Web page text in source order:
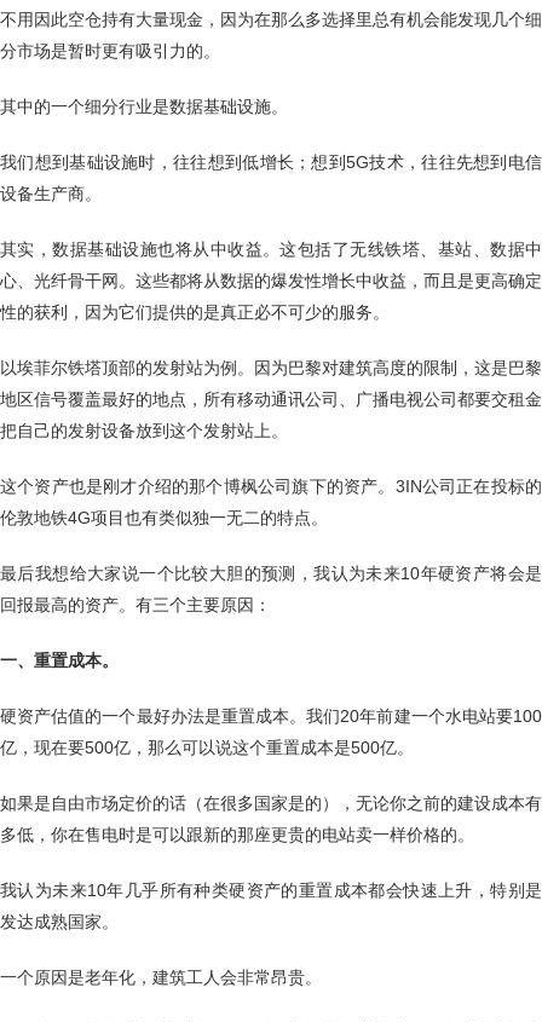
不用因此空仓持有大量现金，因为在那么多选择里总有机会能发现几个细
分市场是暂时更有吸引力的。
其中的一个细分行业是数据基础设施。
我们想到基础设施时，往往想到低增长；想到5G技术，往往先想到电信
设备生产商。
其实，数据基础设施也将从中收益。这包括了无线铁塔、基站、数据中
心、光纤骨干网。这些都将从数据的爆发性增长中收益，而且是更高确定
性的获利，因为它们提供的是真正必不可少的服务。
以埃菲尔铁塔顶部的发射站为例。因为巴黎对建筑高度的限制，这是巴黎
地区信号覆盖最好的地点，所有移动通讯公司、广播电视公司都要交租金
把自己的发射设备放到这个发射站上。
这个资产也是刚才介绍的那个博枫公司旗下的资产。3IN公司正在投标的
伦敦地铁4G项目也有类似独一无二的特点。
最后我想给大家说一个比较大胆的预测，我认为未来10年硬资产将会是
回报最高的资产。有三个主要原因：
一、重置成本。
硬资产估值的一个最好办法是重置成本。我们20年前建一个水电站要100
亿，现在要500亿，那么可以说这个重置成本是500亿。
如果是自由市场定价的话（在很多国家是的），无论你之前的建设成本有
多低，你在售电时是可以跟新的那座更贵的电站卖一样价格的。
我认为未来10年几乎所有种类硬资产的重置成本都会快速上升，特别是
发达成熟国家。
一个原因是老年化，建筑工人会非常昂贵。